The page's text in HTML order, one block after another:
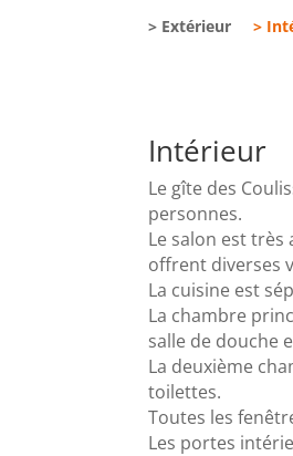
> Extérieur>
Intérieur
Le gîte des
personnes.
Le salon est
offrent diverses
La cuisine est
La chambre
salle de douche
La deuxième
toilettes.
Toutes les
Les portes